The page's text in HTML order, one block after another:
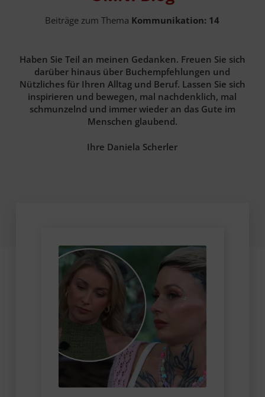
Beiträge zum Thema Kommunikation: 14
Haben Sie Teil an meinen Gedanken. Freuen Sie sich
darüber hinaus über Buchempfehlungen und
Nützliches für Ihren Alltag und Beruf. Lassen Sie sich
inspirieren und bewegen, mal nachdenklich, mal
schmunzelnd und immer wieder an das Gute im
Menschen glaubend.
Ihre Daniela Scherler